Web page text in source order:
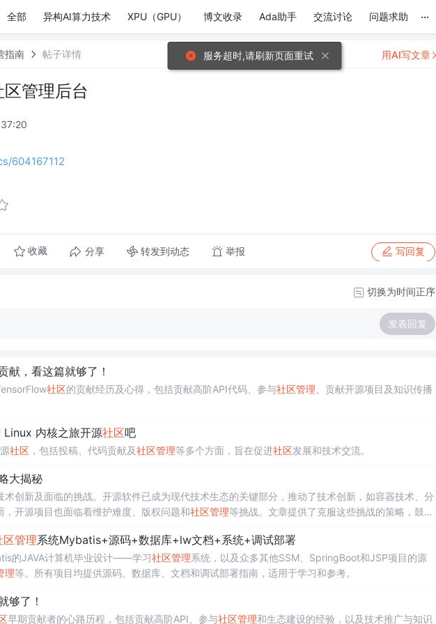
全部 异构AI算力技术 XPU（GPU） 博文收录 Ada助手 交流讨论 问题求助 ...
指南 帖子详情
管理后台
604167112
收藏 分享 转发到动态 举报 写回复
用AI写文章
切换为时间正序
发表回复
献，看这篇就够了！
社区的贡献经历及心得，包括贡献高阶API代码、参与社区管理 、贡献开源项目及知识传播
Linux 内核之旅开源社区吧
社区，包括投稿、代码贡献及社区管理等多个方面，旨在促进社区发展和技术交流。
大揭秘
创新及面临的挑战。开源软件已成为现代技术生态的关键部分，推动了技术创新，如容器技术、分
开源项目也面临着维护难度、版权问题和社区管理等挑战。文章提供了克服这些挑战的策略，鼓励
区管理系统Mybatis+源码+数据库+lw文档+系统+调试部署
的JAVA计算机毕业设计——学习社区管理系统，以及众多其他SSM、SpringBoot和JSP项目的源
理等。所有项目均提供源码、数据库、文档和调试部署指南，适用于学习和参考。
够了！
早期贡献者的心路历程，包括贡献高阶API、参与社区管理和生态建设的经验，以及技术推广与知识
服务超时,请刷新页面重试